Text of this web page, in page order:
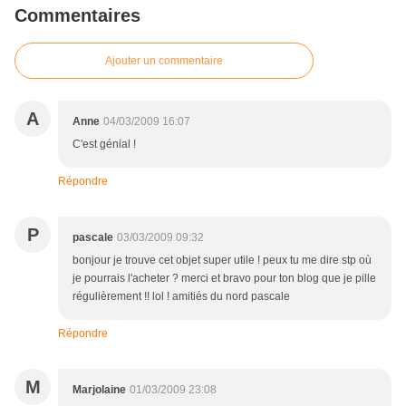
Commentaires
Ajouter un commentaire
A Anne 04/03/2009 16:07
C'est génial !
Répondre
P pascale 03/03/2009 09:32
bonjour je trouve cet objet super utile ! peux tu me dire stp où
je pourrais l'acheter ? merci et bravo pour ton blog que je pille
régulièrement !! lol ! amitiés du nord pascale
Répondre
M Marjolaine 01/03/2009 23:08